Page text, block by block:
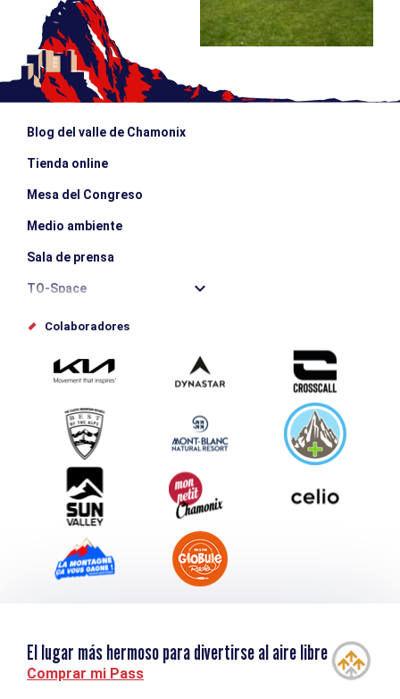
Blog del valle de Chamonix
Tienda online
Mesa del Congreso
Medio ambiente
Sala de prensa
TO-Space
Offices de tourisme
Envíe su evento
Service groupes et séminaires
Descargar
Turismo y discapacidad
Colaboradores
El lugar más hermoso para divertirse al aire libre
Comprar mi Pass